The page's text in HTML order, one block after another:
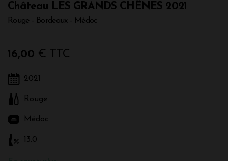
Château LES GRANDS CHÊNES 2021
Rouge - Bordeaux - Médoc
16,00 € TTC
2021
Rouge
Médoc
13.0